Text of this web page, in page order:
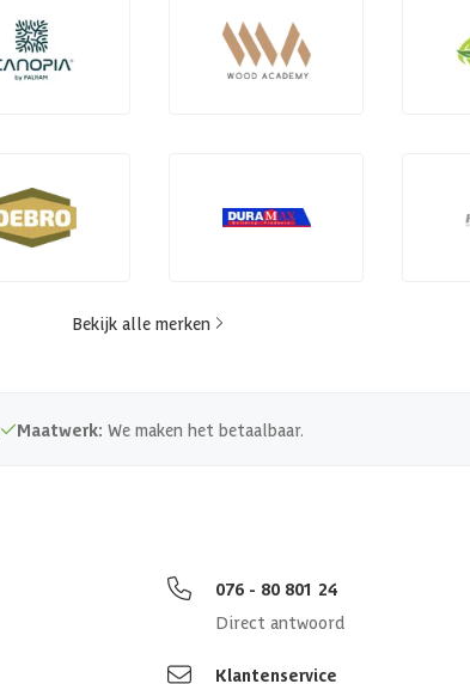
Bekijk alle merken
Maatwerk: We maken het betaalbaar.
076 - 80 801 24
Direct antwoord
Klantenservice